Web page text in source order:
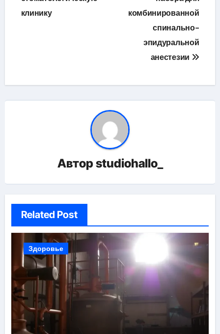
записям
клинику
комбинированной
спинально-
эпидуральной
анестезии
Авторstudiohallo_
Related Post
Здоровье